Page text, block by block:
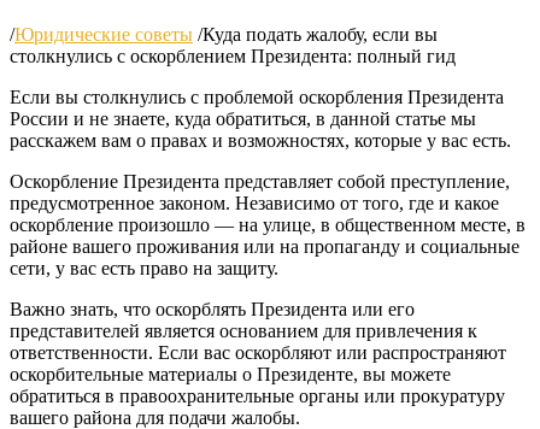
/Юридические советы /Куда подать жалобу, если вы
столкнулись с оскорблением Президента: полный гид
Если вы столкнулись с проблемой оскорбления Президента
России и не знаете, куда обратиться, в данной статье мы
расскажем вам о правах и возможностях, которые у вас есть.
Оскорбление Президента представляет собой преступление,
предусмотренное законом. Независимо от того, где и какое
оскорбление произошло — на улице, в общественном месте, в
районе вашего проживания или на пропаганду и социальные
сети, у вас есть право на защиту.
Важно знать, что оскорблять Президента или его
представителей является основанием для привлечения к
ответственности. Если вас оскорбляют или распространяют
оскорбительные материалы о Президенте, вы можете
обратиться в правоохранительные органы или прокуратуру
вашего района для подачи жалобы.